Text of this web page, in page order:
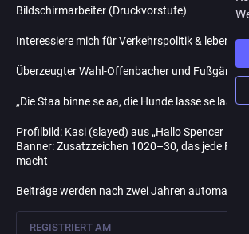
Bildschirmarbeiter (Druckvorstufe)
Interessiere mich für Verkehrspolitik &
Überzeugter Wahl-Offenbacher und Fußgänger
„Die Staa binne se aa, die Hunde lasse se laafe."
Profilbild: Kasi (slayed) aus „Hallo Spencer – der
Banner: Zusatzzeichen 1020–30, das jede
macht
Beiträge werden nach zwei Jahren automatisch
REGISTRIERT AM